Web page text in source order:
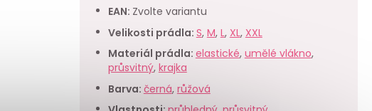
EAN: Zvolte variantu
Velikosti prádla: S, M, L, XL, XXL
Materiál prádla: elastické, umělé vlákno,
průsvitný, krajka
Barva: černá, růžová